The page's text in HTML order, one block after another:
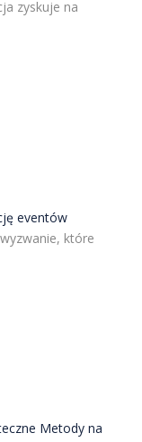
zyskuje na
eventów
które
Metody na